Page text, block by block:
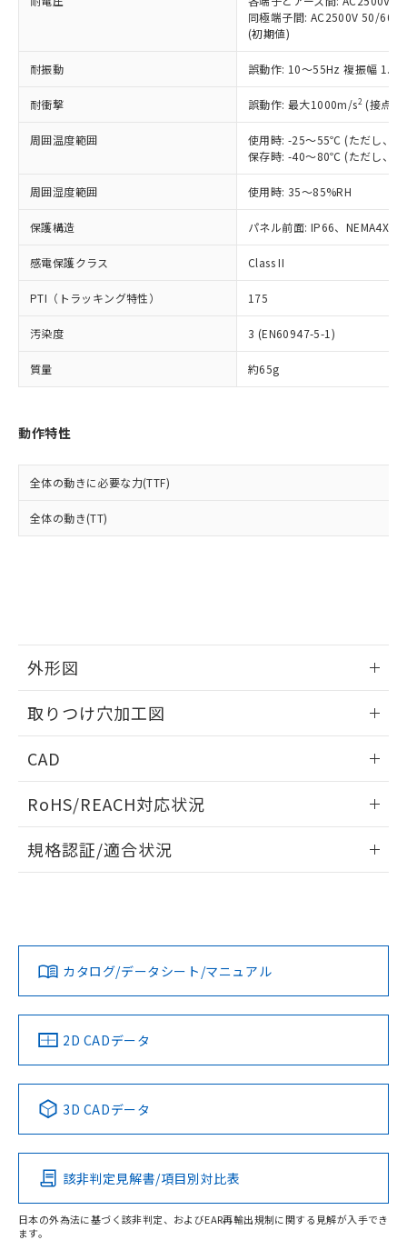
同極端子間: AC2500V 50/
(初期値)
耐振動 誤動作: 10～55Hz 複振幅
耐衝撃 誤動作: 最大1000m/s2 (接点
周囲温度範囲
使用時: -25～55℃ (ただし、氷
保存時: -40～80℃ (ただし、氷
周囲湿度範囲 使用時: 35～85%RH
保護構造 パネル前面: IP66、NEMA4X,
感電保護クラス Class II
PTI（トラッキング特性） 175
汚染度 3 (EN60947-5-1)
質量 約65g
動作特性
全体の動きに必要な力(TTF)
全体の動き(TT)
外形図
取りつけ穴加工図
CAD
ドすることができます。
ログイン/会員登録
ダウンロードデータをご利用いただく前に、以下を必ずお読
みください。
ソフトウェアの使用条件
RoHS/REACH対応状況
EU RoHS 注意事項・凡例
対応済み
中国 RoHS 注意事項・凡例
Pb Hg Cd Cr(VI)
O
規格認証/適合状況
カタログ/データシート/マニュアル
2D CADデータ
3D CADデータ
該非判定見解書/項目別対比表
日本の外為法に基づく該非判定、およびEAR再輸出規制に関する見解が入手でき
ます。
在庫状況および標準価格照会結果は、
記載している更新日時点での社内デー
タに基づき作成されるものであり、閲
覧された時点での実際の在庫および標
準価格とは異なる場合があることをご
正式な納期状況および標準価格はお客
様のお取引先、またはお客様担当のオ
ムロン制御機器販売店・当社販売員に
オムロン制御機器販売店や当社販売拠
販売ネットワーク
」をご確認
在庫状況および標準価格結果を当社の
事前の承諾なく第三者に漏洩または開
示しないようお願いします。
マイパーツ機能（部品リスト作成サー
ビス）をご利用いただくには、I-Web
メンバーズにご登録されている必要が
引・商談に必要な範囲で利用すること
をご了承ください。
※当社の共同利用者とは、
の共同利用に関して"
の「1.共同利
むを得ず変更することがあります。
六価クロム(Cr(Ⅵ)) 1000ppm以下、ポリ臭化ビフェニル
類(PBB) 1000ppm以下、ポリ臭化ジフェニルエーテル類
(PBDE) 1000ppm以下、フタル酸ビス(2-エチルヘキシ
ル) (DEHP)(別名：DOP) 1000ppm以下、フタル酸ブチ
ルベンジル（BBP） 1000ppm以下、フタル酸ジブチル
（DBP） 1000ppm以下、フタル酸ジイソブチル
適用除外項目は除く。
フタル酸エステル類の４物質については閾値を超える意
図的な使用がないことを確認しています。
部品在庫の切り替え状況などにより、予定
月が前後することがあります。
とができます。
51物質の非含有証明書（当社基準）
欄に対応日を記載しておりました。
既に当社にて対応品への在庫切替を完了
していることから、特段のことがない限
り、2022年1月12日より割愛しておりま
す。
「－」：未確認です。当社販売部門へお問
*中国RoHS10物質の基準値 (GB/T26572)：
Pb(鉛) :1000ppm、 Hg(水銀) : 1000ppm、 Cd(カドミウ
Cr(Ⅵ)(六価クロム) : 1000ppm、 PBBs(ポリ臭化ビフェ
DBP(フタル酸ジブチル) : 1000ppm、 DIBP(フタル酸ジ
イソブチル) : 1000ppm、 BBP(フタル酸ブチルベンジ
DEHP(フタル酸ビス(2-エチルヘキシル)) : 1000ppm
※2 環境保護使用期限
「ｅ」：有害物質（10物質）のすべてが基
準値以下であることを示します。
「10」：通常の使用状況下において有害物
質が外部に漏えいし、環境に深刻な影響を
及ぼさない年数を意味します。
「－」：未確認です。当社販売部門へお問
い合わせください。
為替および外国貿易法に定める商品
（以下｢規制貨物等」という）を輸出
または国外への提供する場合は、日本
国政府の輸出許可(または役務取引許
可)を取得するなどの必要な手続きを
当社は規制貨物を破棄する場合は、完
全に破砕するなど、違法に輸出されな
いよう必要な手段を講じます。
当社は貴社製品を、核兵器、ミサイ
ル、化学兵器、生物兵器またはその他
武器並びにこれらの製造装置等に一切
当社は、貴社製品を第三者に販売する
場合は、上記1、2および3の内容を当
該第三者に通知します。また当社は、
販売先および販売に係わる関係者が違
法に輸出するおそれがある場合は、取
り引きをいたしません。
一定数以上の在庫あり
一定数には満たないが在庫あり
在庫なし(最新の在庫状況につ
いては、お客様のお取引先、ま
たはお客様担当のオムロン制御
機器販売店・当社販売員にご確
受注生産機種、また在庫状況の
情報を公開していない機種